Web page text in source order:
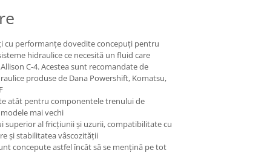
cu performanțe dovedite concepuți pentru
hidraulice ce necesită un fluid care
C-4. Acestea sunt recomandate de
produse de Dana Powershift, Komatsu,
atât pentru componentele trenului de
mai vechi
superior al fricțiunii și uzurii, compatibilitate cu
și stabilitatea vâscozității
concepute astfel încât să se mențină pe tot